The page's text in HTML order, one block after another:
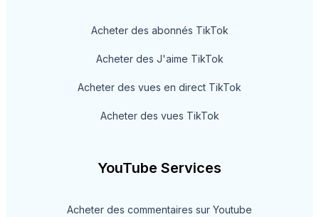
Acheter des abonnés TikTok
Acheter des J'aime TikTok
Acheter des vues en direct TikTok
Acheter des vues TikTok
YouTube Services
Acheter des commentaires sur Youtube